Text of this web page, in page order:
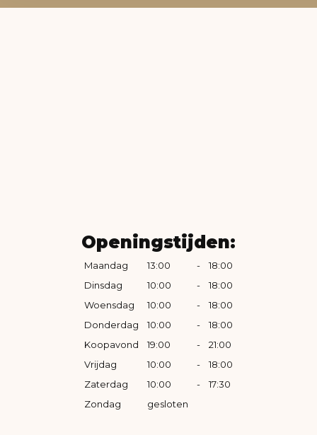
Openingstijden:
Maandag 13:00 -
18:00
Dinsdag
10:00 -
18:00
Woensdag
10:00 -
18:00
Donderdag
10:00 -
18:00
Koopavond
19:00 -
21:00
Vrijdag
10:00 -
18:00
Zaterdag
10:00 -
17:30
Zondag
gesloten